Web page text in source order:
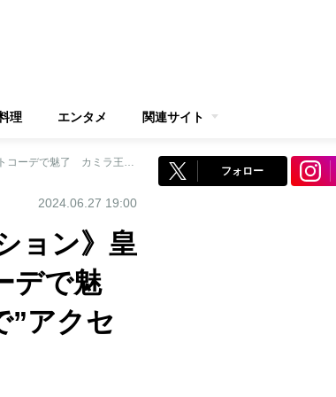
理 エンタメ 関連サイト
《イギリスご訪問 歓迎式典ファッション》皇后雅子さま、レースのホワイトコーデで魅了 カミラ王妃は白の装いに帽子で”アクセント”
2024.06.27 19:00
ョン》皇
デで魅
アクセ
フォロー